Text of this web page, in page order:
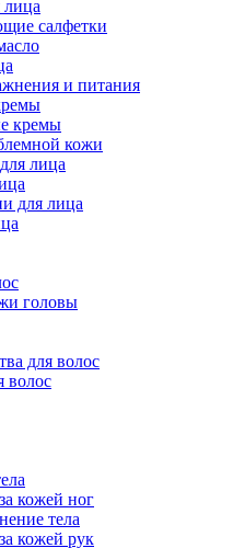
лица
салфетки
и питания
кремы
кожи
лица
для лица
головы
для волос
волос
кожей ног
тела
кожей рук